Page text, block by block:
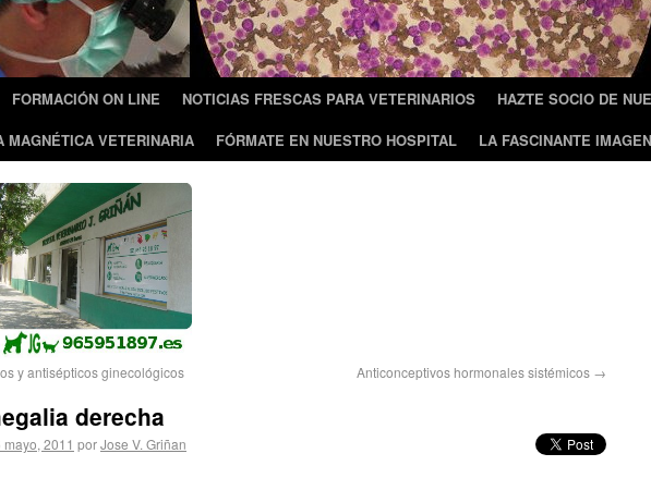
FORMACIÓN ON LINE NOTICIAS FRESCAS PARA VETERINARIOS
HAZTE SOCIO DE
MAGNÉTICA VETERINARIA
FÓRMATE EN NUESTRO HOSPITAL LA FASCINANTE
y antisépticos ginecológicos Anticonceptivos hormonales sistémicos →
derecha
mayo, 2011 porJose V. Griñan